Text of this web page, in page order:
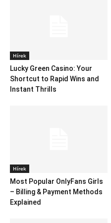
Hírek
Lucky Green Casino: Your
Shortcut to Rapid Wins and
Instant Thrills
Hírek
Most Popular OnlyFans Girls
– Billing & Payment Methods
Explained